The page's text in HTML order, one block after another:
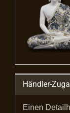
Händler-
Einen